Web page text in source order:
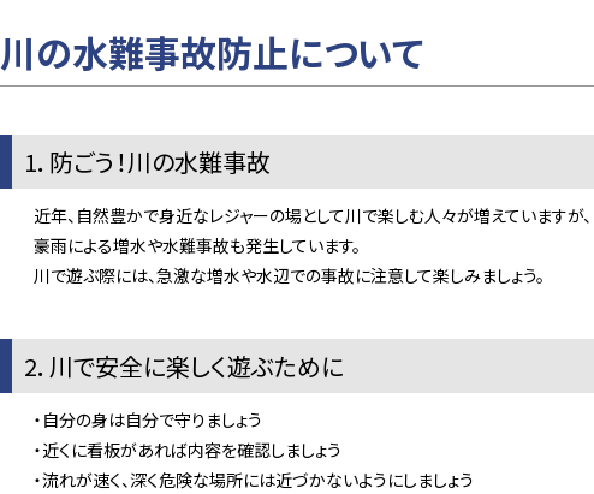
川の水難事故防止について
1．防ごう！川の水難事故
近年、自然豊かで身近なレジャーの場として川で楽しむ人々が増えていますが、
豪雨による増水や水難事故も発生しています。
川で遊ぶ際には、急激な増水や水辺での事故に注意して楽しみましょう。
2．川で安全に楽しく遊ぶために
・自分の身は自分で守りましょう
・近くに看板があれば内容を確認しましょう
・流れが速く、深く危険な場所には近づかないようにしましょう